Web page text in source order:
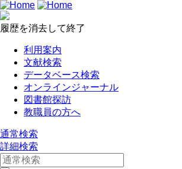
履歴を消去して終了
利用案内
文献検索
データベース検索
オンラインジャーナル
図書館探訪
教職員の方へ
通常検索
詳細検索